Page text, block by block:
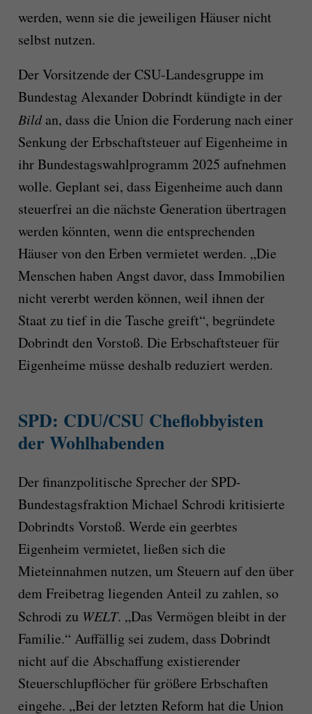
werden, wenn sie die jeweiligen Häuser nicht
selbst nutzen.
Der Vorsitzende der CSU-Landesgruppe im
Bundestag Alexander Dobrindt kündigte in der
Bildan, dass die Union die Forderung nach einer
Senkung der Erbschaftsteuer auf Eigenheime in
ihr Bundestagswahlprogramm 2025 aufnehmen
wolle. Geplant sei, dass Eigenheime auch dann
steuerfrei an die nächste Generation übertragen
werden könnten, wenn die entsprechenden
Häuser von den Erben vermietet werden. „Die
Menschen haben Angst davor, dass Immobilien
nicht vererbt werden können, weil ihnen der
Staat zu tief in die Tasche greift“, begründete
Dobrindt den Vorstoß. Die Erbschaftsteuer für
Eigenheime müsse deshalb reduziert werden.
SPD: CDU/CSU Cheflobbyisten
der Wohlhabenden
Der finanzpolitische Sprecher der SPD-
Bundestagsfraktion Michael Schrodi kritisierte
Dobrindts Vorstoß. Werde ein geerbtes
Eigenheim vermietet, ließen sich die
Mieteinnahmen nutzen, um Steuern auf den über
dem Freibetrag liegenden Anteil zu zahlen, so
Schrodi zu WELT. „Das Vermögen bleibt in der
Familie.“ Auffällig sei zudem, dass Dobrindt
nicht auf die Abschaffung existierender
Steuerschlupflöcher für größere Erbschaften
eingehe. „Bei der letzten Reform hat die Union